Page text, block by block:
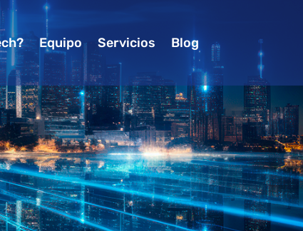
Equipo Servicios Blog